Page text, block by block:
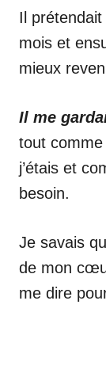
Il prétendait
mois et
mieux
Il me
tout
j’étais et
besoin.
Je savais
de mon
me dire